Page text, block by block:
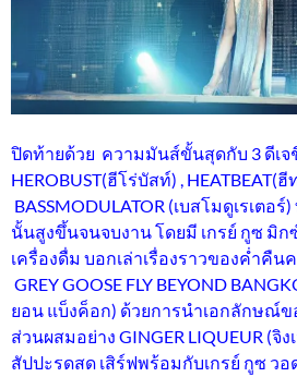
ปิดท้ายด้วย ความมันส์ขั้นสุดกับ 3 ดีเจ
HEROBUST(ฮีโร่บัสท์) , HEATBEAT(
BASSMODULATOR (เบสโมดูเรเต
นั้นสูงขึ้นจนจบงาน โดยมี เกรย์ กูซ มิ
เครื่องดื่ม บอกเล่าเรื่องราวของค่ำคื
GREY GOOSE FLY BEYOND
ยอน แบ็งค็อก) ด้วยการนำเอกลักษณ์ข
ส่วนผสมอย่าง GINGER LIQUEUR (จิ
สัปปะรดสด เสิร์ฟพร้อมกับเกรย์ กูซ ว